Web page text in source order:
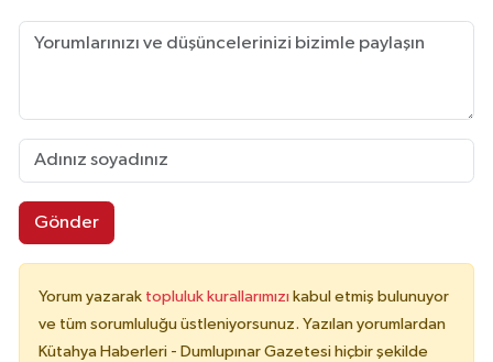
Gönder
Yorum yazarak topluluk kurallarımızı kabul etmiş bulunuyor
ve tüm sorumluluğu üstleniyorsunuz. Yazılan yorumlardan
Kütahya Haberleri - Dumlupınar Gazetesi hiçbir şekilde